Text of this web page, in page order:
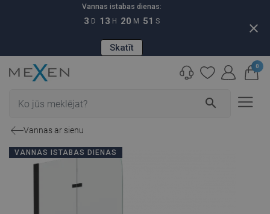
Vannas istabas dienas:
3 D 13 H 20 M 50 S
Skatīt
close
search
0
Vannas ar sienu
VANNAS ISTABAS DIENAS